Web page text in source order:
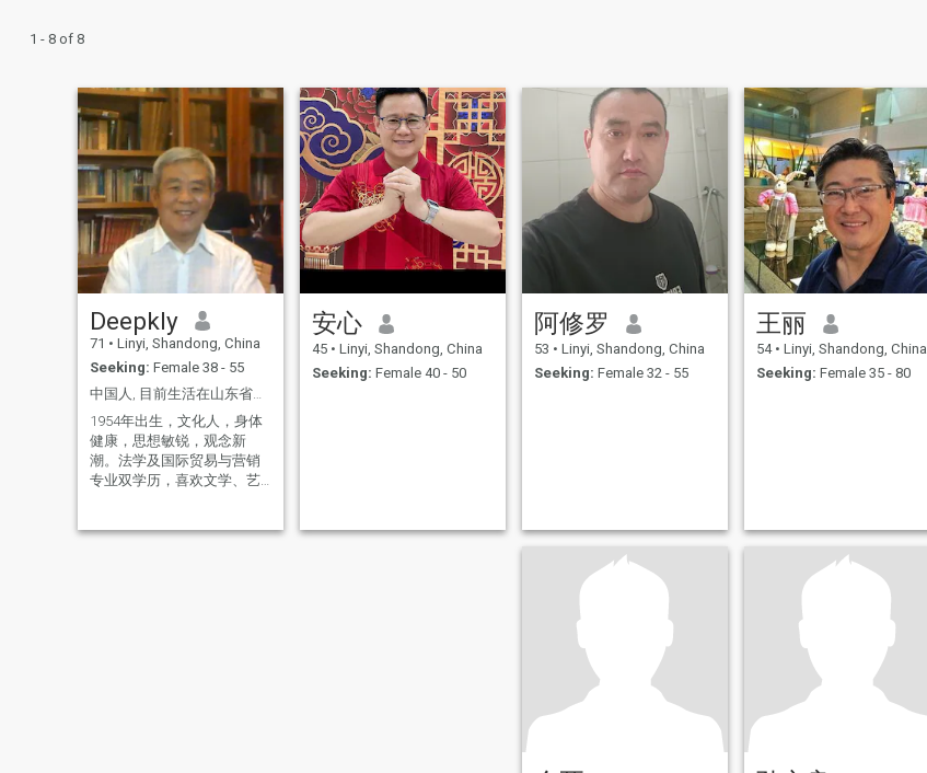
1 - 8 of 8
Deepkly
71 • Linyi, Shandong, China
Seeking: Female 38 - 55
中国人, 目前生活在山东省临沂市。
1954年出生，文化人，身体
健康，思想敏锐，观念新
潮。法学及国际贸易与营销
专业双学历，喜欢文学、艺
经在北京做过十年编辑、记
安心
45 • Linyi, Shandong, China
Seeking: Female 40 - 50
阿修罗
53 • Linyi, Shandong, China
Seeking: Female 32 - 55
王丽
54 • Linyi, Shandong, China
Seeking: Female 35 - 80